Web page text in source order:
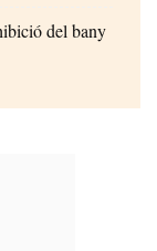
del bany